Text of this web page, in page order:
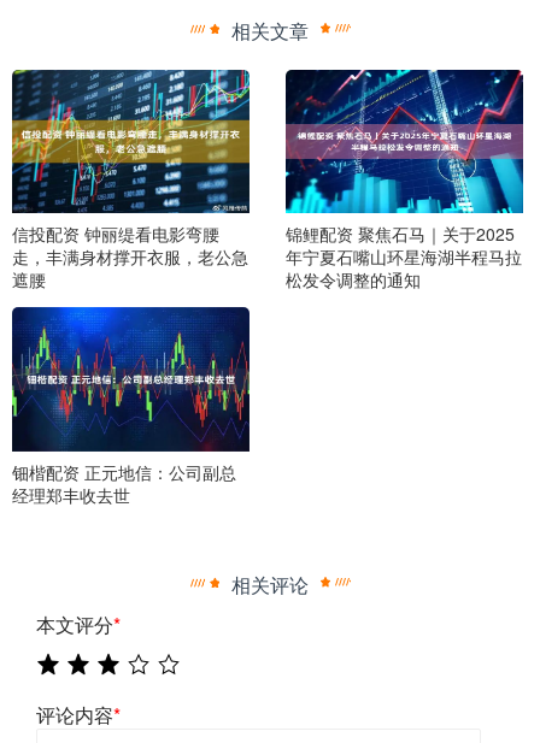
相关文章
信投配资 钟丽缇看电影弯腰
走，丰满身材撑开衣服，老公急
遮腰
锦鲤配资 聚焦石马｜关于2025
年宁夏石嘴山环星海湖半程马拉
松发令调整的通知
钿楷配资 正元地信：公司副总
经理郑丰收去世
相关评论
本文评分*
评论内容*